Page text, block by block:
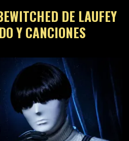
DE LAUFEY
Y CANCIONES